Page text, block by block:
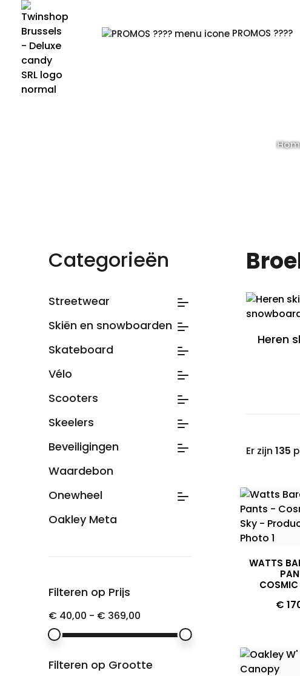
PROMOS ????
Categorieën
Streetwear
Skiën en snowboarden
Skateboard
Vélo
Scooters
Skeelers
Beveiligingen
Waardebon
Onewheel
Oakley Meta
Filteren op Prijs
€ 40,00 - € 369,00
Filteren op Grootte
Heren
Er zijn 135
WATTS
COSMIC
Prijs
€